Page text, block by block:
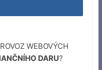
WEBOVÝCH
DARU?